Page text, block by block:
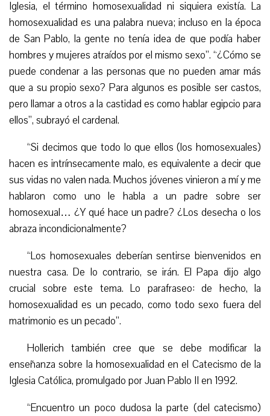
Iglesia, el término homosexualidad ni siquiera existía. La
homosexualidad es una palabra nueva; incluso en la época
de San Pablo, la gente no tenía idea de que podía haber
hombres y mujeres atraídos por el mismo sexo”. “¿Cómo se
puede condenar a las personas que no pueden amar más
que a su propio sexo? Para algunos es posible ser castos,
pero llamar a otros a la castidad es como hablar egipcio para
ellos”, subrayó el cardenal.
“Si decimos que todo lo que ellos (los homosexuales)
hacen es intrínsecamente malo, es equivalente a decir que
sus vidas no valen nada. Muchos jóvenes vinieron a mí y me
hablaron como uno le habla a un padre sobre ser
homosexual… ¿Y qué hace un padre? ¿Los desecha o los
abraza incondicionalmente?
“Los homosexuales deberían sentirse bienvenidos en
nuestra casa. De lo contrario, se irán. El Papa dijo algo
crucial sobre este tema. Lo parafraseo: de hecho, la
homosexualidad es un pecado, como todo sexo fuera del
matrimonio es un pecado”.
Hollerich también cree que se debe modificar la
enseñanza sobre la homosexualidad en el Catecismo de la
Iglesia Católica, promulgado por Juan Pablo II en 1992.
“Encuentro un poco dudosa la parte (del catecismo)